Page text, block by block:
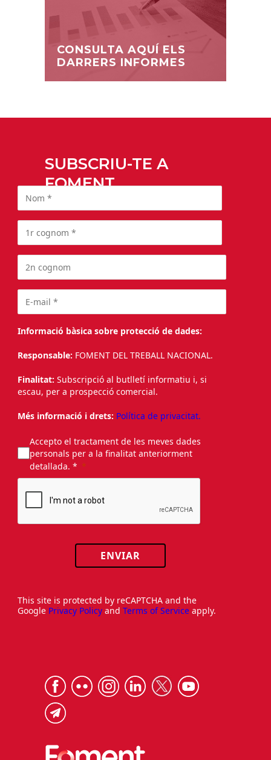
CONSULTA AQUÍ ELS
DARRERS INFORMES
SUBSCRIU-TE A
FOMENT
Informació bàsica sobre protecció de dades:
Responsable: FOMENT DEL TREBALL NACIONAL.
Finalitat: Subscripció al butlletí informatiu i, si
escau, per a prospecció comercial.
Més informació i drets: Política de privacitat.
Accepto el tractament de les meves dades
personals per a la finalitat anteriorment
detallada. *
ENVIAR
This site is protected by reCAPTCHA and the
Google Privacy Policy and Terms of Service apply.